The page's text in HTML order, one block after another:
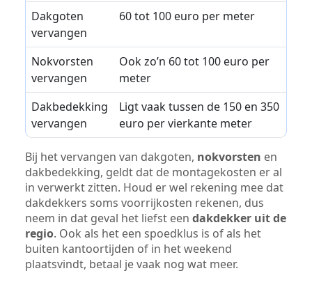
Dakgoten
vervangen
60 tot 100 euro per meter
Nokvorsten
vervangen
Ook zo’n 60 tot 100 euro per
meter
Dakbedekking
vervangen
Ligt vaak tussen de 150 en 350
euro per vierkante meter
Bij het vervangen van dakgoten, nokvorsten en
dakbedekking, geldt dat de montagekosten er al
in verwerkt zitten. Houd er wel rekening mee dat
dakdekkers soms voorrijkosten rekenen, dus
neem in dat geval het liefst een dakdekker uit de
regio. Ook als het een spoedklus is of als het
buiten kantoortijden of in het weekend
plaatsvindt, betaal je vaak nog wat meer.